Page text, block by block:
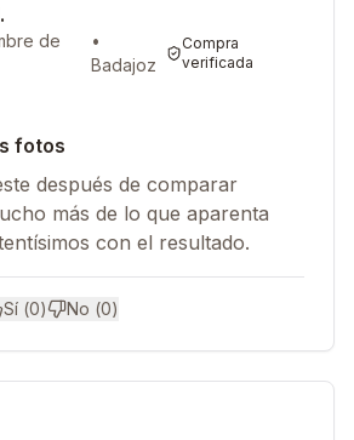
de
•
Badajoz
Compra
verificada
fotos
después de comparar
más de lo que aparenta
con el resultado.
Sí (0) No (0)